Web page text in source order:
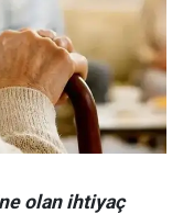
olan ihtiyaç